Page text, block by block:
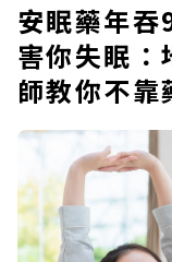
安眠藥年吞
害你失眠：
師教你不靠